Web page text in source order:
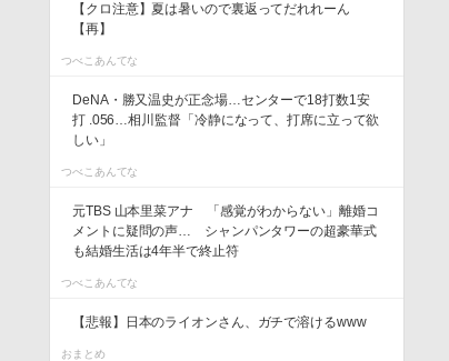
【クロ注意】夏は暑いので裏返ってだれれーん
【再】
つべこあんてな
DeNA・勝又温史が正念場…センターで18打数1安
打 .056…相川監督「冷静になって、打席に立って欲
しい」
つべこあんてな
元TBS 山本里菜アナ 「感覚がわからない」離婚コ
メントに疑問の声… シャンパンタワーの超豪華式
も結婚生活は4年半で終止符
つべこあんてな
【悲報】日本のライオンさん、ガチで溶けるwww
おまとめ